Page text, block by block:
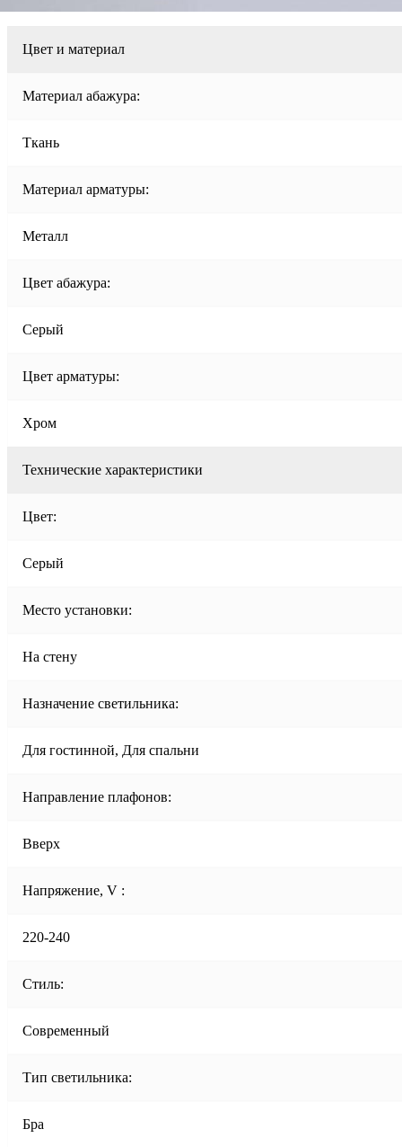
Цвет и материал
Материал абажура:
Ткань
Материал арматуры:
Металл
Цвет абажура:
Серый
Цвет арматуры:
Хром
Технические характеристики
Цвет:
Серый
Место установки:
На стену
Назначение светильника:
Для гостинной, Для спальни
Направление плафонов:
Вверх
Напряжение, V :
220-240
Стиль:
Современный
Тип светильника:
Бра